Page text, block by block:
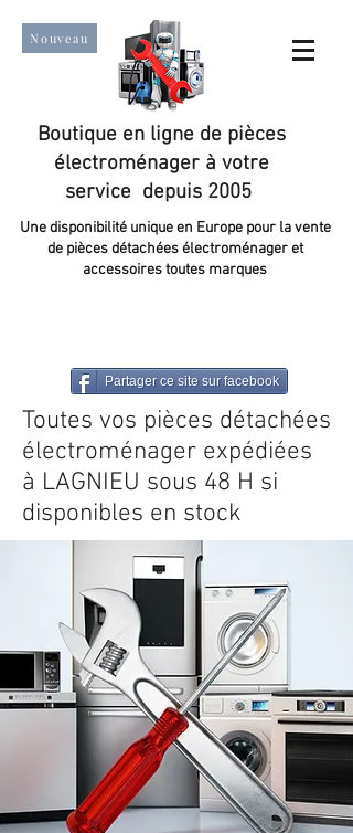
Nouveau
Boutique en ligne de pièces
électroménager à votre
service depuis 2005
Une disponibilité unique en Europe pour la vente
de pièces détachées électroménager et
accessoires toutes marques
Partager ce site sur facebook
Toutes vos pièces détachées
électroménager expédiées
à LAGNIEU sous 48 H si
disponibles en stock